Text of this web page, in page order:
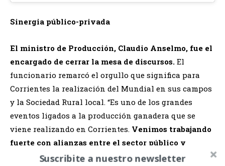
Sinergia público-privada
El ministro de Producción, Claudio Anselmo, fue el
encargado de cerrar la mesa de discursos. El
funcionario remarcó el orgullo que significa para
Corrientes la realización del Mundial en sus campos
y la Sociedad Rural local. “Es uno de los grandes
eventos ligados a la producción ganadera que se
viene realizando en Corrientes. Venimos trabajando
fuerte con alianzas entre el sector público y
privado para mejorar nuestra ganadería,
Suscribite a nuestro newsletter